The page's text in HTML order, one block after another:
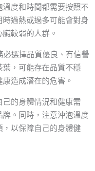
度和時間都需要按照不
過熱或過多可能會對身
較弱的人群。
選擇品質優良、有信譽
，可能存在品質不穩
造成潛在的危害。
的身體情況和健康需
。同時，注意沖泡溫度
以保障自己的身體健